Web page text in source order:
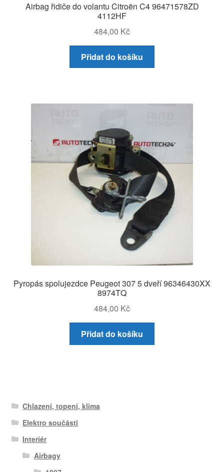
Airbag řidiče do volantu Citroën C4 96471578ZD
4112HF
484,00 Kč
Přidat do košíku
Pyropás spolujezdce Peugeot 307 5 dveří 96346430XX
8974TQ
484,00 Kč
Přidat do košíku
Chlazení, topení, klima
Elektro součásti
Interiér
Airbagy